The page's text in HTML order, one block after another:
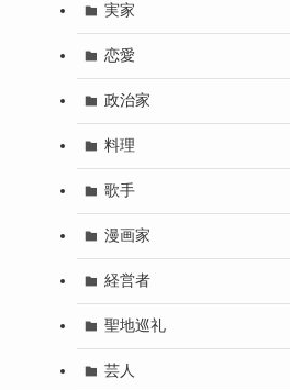
実家
恋愛
政治家
料理
歌手
漫画家
経営者
聖地巡礼
芸人